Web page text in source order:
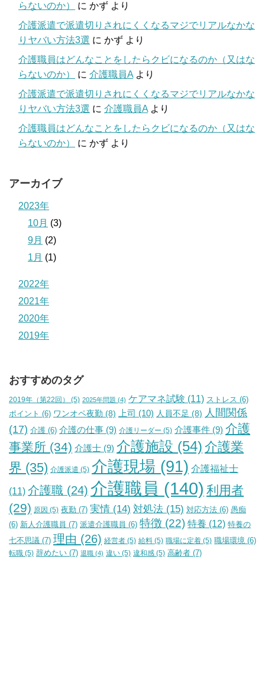
らないのか）
に かず より
介護派遣で派遣切りされにくくなるマジでリアルなかな
りヤバい方法3選 に かず より
介護職員はどんなことをしたらクビになるのか（又はな
らないのか）
に 介護職員A より
介護派遣で派遣切りされにくくなるマジでリアルなかな
りヤバい方法3選 に 介護職員A より
介護職員はどんなことをしたらクビになるのか（又はな
らないのか）
に かず より
アーカイブ
2023年
10月 (3)
9月 (2)
1月 (1)
2022年
2021年
2020年
2019年
おすすめのタグ
2019年（第22回） (5) 2025年問題 (4) ケアマネ試験 (11) ストレス (6)
ポイント (6) ワンオペ夜勤 (8) 上司 (10) 人員不足 (8) 人間関係
(17) 介護 (6) 介護の仕事 (9) 介護リーダー (5) 介護事件 (9) 介護
事業所 (34) 介護士 (9) 介護施設 (54) 介護業
界 (35) 介護派遣 (5) 介護現場 (91) 介護福祉士
(11) 介護職 (24) 介護職員 (140) 利用者
(29) 原因 (5) 夜勤 (7) 実情 (14) 対処法 (15) 対応方法 (6) 愚痴
(6) 新人介護職員 (7) 派遣介護職員 (6) 特徴 (22) 特養 (12) 特養の
七不思議 (7) 理由 (26) 経営者 (5) 給料 (5) 職場に定着 (5) 職場環境 (6)
転職 (5) 辞めたい (7) 退職 (4) 違い (5) 違和感 (5) 高齢者 (7)